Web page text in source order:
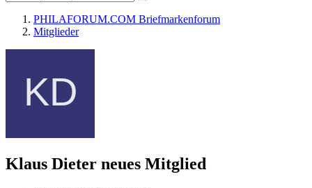
PHILAFORUM.COM Briefmarkenforum
Mitglieder
Klaus Dieter neues Mitglied